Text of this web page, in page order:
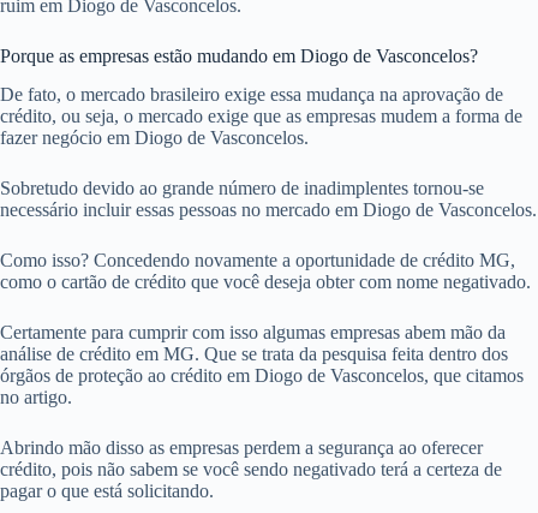
ruim em Diogo de Vasconcelos.
Porque as empresas estão mudando em Diogo de Vasconcelos?
De fato, o mercado brasileiro exige essa mudança na aprovação de
crédito, ou seja, o mercado exige que as empresas mudem a forma de
fazer negócio em Diogo de Vasconcelos.
Sobretudo devido ao grande número de inadimplentes tornou-se
necessário incluir essas pessoas no mercado em Diogo de Vasconcelos.
Como isso? Concedendo novamente a oportunidade de crédito MG,
como o cartão de crédito que você deseja obter com nome negativado.
Certamente para cumprir com isso algumas empresas abem mão da
análise de crédito em MG. Que se trata da pesquisa feita dentro dos
órgãos de proteção ao crédito em Diogo de Vasconcelos, que citamos
no artigo.
Abrindo mão disso as empresas perdem a segurança ao oferecer
crédito, pois não sabem se você sendo negativado terá a certeza de
pagar o que está solicitando.